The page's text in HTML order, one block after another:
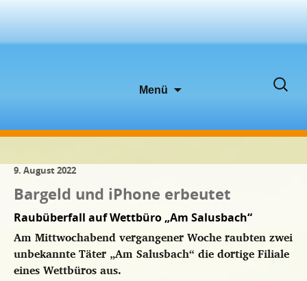
Menü
Suchen
9. August 2022
Bargeld und iPhone erbeutet
Raubüberfall auf Wettbüro „Am Salusbach“
Am Mittwochabend vergangener Woche raubten zwei
unbekannte Täter „Am Salusbach“ die dortige Filiale
eines Wettbüros aus.